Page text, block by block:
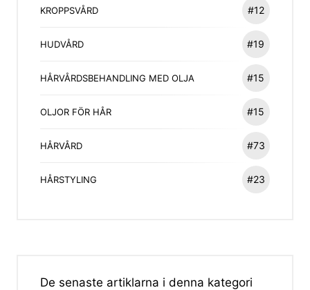
KROPPSVÅRD #12
HUDVÅRD #19
HÅRVÅRDSBEHANDLING MED OLJA #15
OLJOR FÖR HÅR #15
HÅRVÅRD #73
HÅRSTYLING #23
De senaste artiklarna i denna kategori